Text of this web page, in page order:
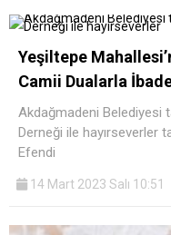
Yeşiltepe
Camii Dualarla
Akdağmadeni Belediyesi
Derneği ile hayırseverler
Efendi
14 Mart 2023 Salı 10:51